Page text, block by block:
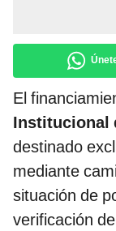
El
Institucional
destinado
mediante
situación de
verificación